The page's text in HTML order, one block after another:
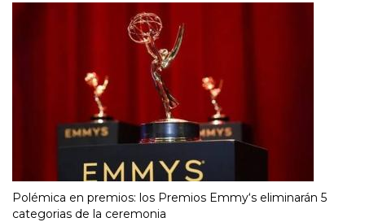
Polémica en premios: los Premios Emmy‘s eliminarán 5
categorias de la ceremonia